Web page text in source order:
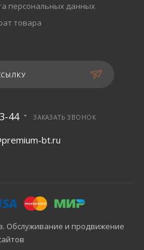
персональных данных
товара
44 ЗАКАЗАТЬ ЗВОНОК
bt.ru
Обслуживание и продвижение